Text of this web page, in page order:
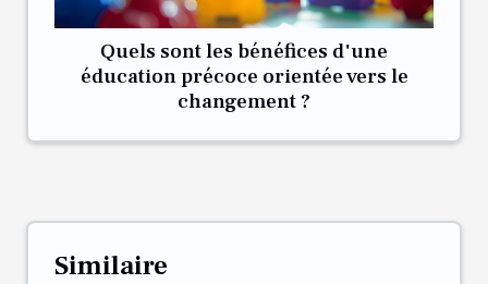
Quels sont les bénéfices d'une
éducation précoce orientée vers le
changement ?
Similaire